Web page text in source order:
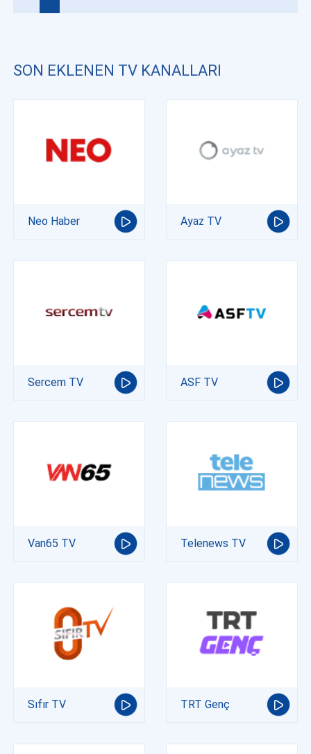
SON EKLENEN TV KANALLARI
Neo Haber Ayaz TV
Sercem TV ASF TV
Van65 TV Telenews TV
Sıfır TV TRT Genç